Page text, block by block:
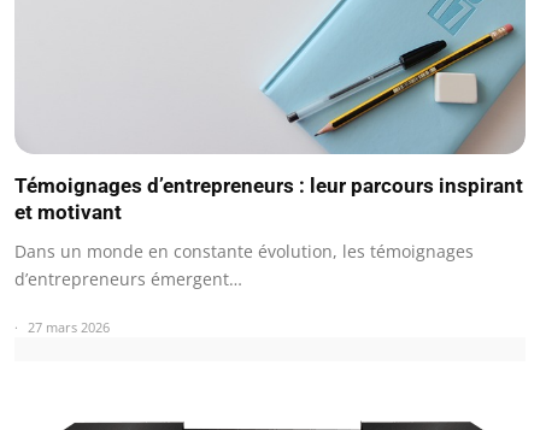
Témoignages d’entrepreneurs : leur parcours inspirant
et motivant
Dans un monde en constante évolution, les témoignages
d’entrepreneurs émergent…
27 mars 2026